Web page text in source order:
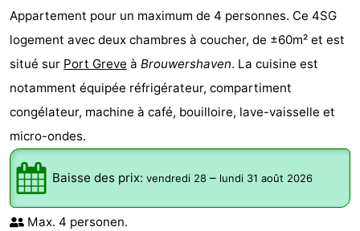
Appartement pour un maximum de 4 personnes. Ce 4SG
logement avec deux chambres à coucher, de ±60m² et est
situé sur Port Greve à Brouwershaven. La cuisine est
notamment équipée réfrigérateur, compartiment
congélateur, machine à café, bouilloire, lave-vaisselle et
micro-ondes.
Baisse des prix: vendredi 28 – lundi 31 août 2026
Max. 4 personen.